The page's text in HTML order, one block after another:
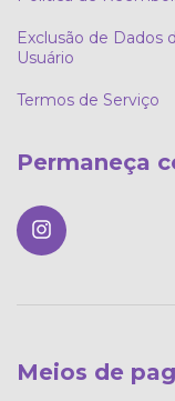
Exclusão de Dados
Usuário
Termos de Serviço
Permaneça
Meios de